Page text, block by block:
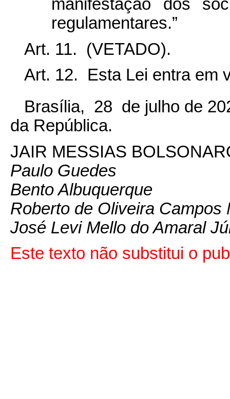
manifestação dos
regulamentares.”
Art. 11. (VETADO).
Art. 12. Esta Lei entra em
Brasília, 28 de julho de
da República.
JAIR MESSIAS
Paulo Guedes
Bento Albuquerque
Roberto de Oliveira Campos
José Levi Mello do Amaral
Este texto não substitui o